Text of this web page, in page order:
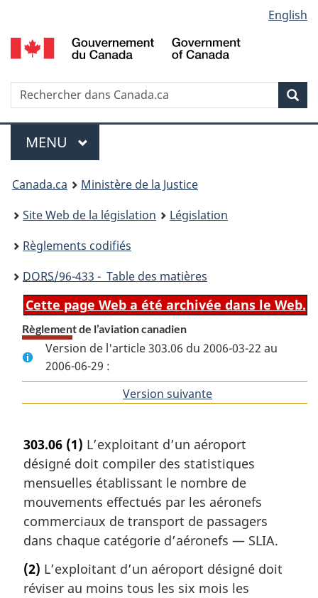
au
contenu
propos
de
la
HTML
simplifiée
selection
English
Recherche
Menu
MENU PRINCIPAL
You
are
here:
Canada.ca
Ministère de la Justice
Site Web de la législation
Législation
Règlements codifiés
DORS/96-433 - Table des matières
Cette page Web a été archivée dans le Web.
Règlement de l’aviation canadien
Version de l'article 303.06 du 2006-03-22 au
2006-06-29 :
Version suivante
303.06 (1) L’exploitant d’un aéroport
désigné doit compiler des statistiques
mensuelles établissant le nombre de
mouvements effectués par les aéronefs
commerciaux de transport de passagers
dans chaque catégorie d’aéronefs — SLIA.
(2) L’exploitant d’un aéroport désigné doit
réviser au moins tous les six mois les